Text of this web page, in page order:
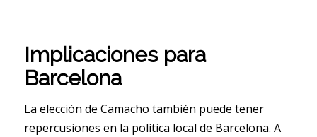
Implicaciones para
Barcelona
La elección de Camacho también puede tener
repercusiones en la política local de Barcelona. A